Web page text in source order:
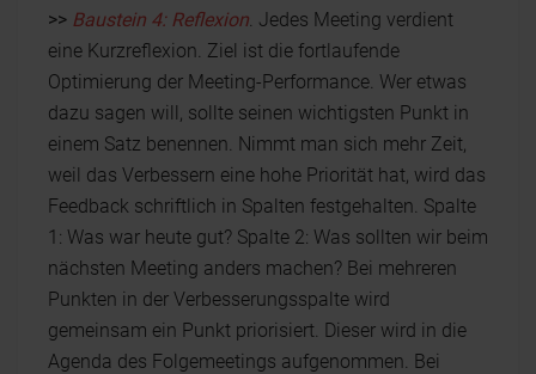
>> Baustein 4: Reflexion . Jedes Meeting verdient
eine Kurzreflexion. Ziel ist die fortlaufende
Optimierung der Meeting-Performance. Wer etwas
dazu sagen will, sollte seinen wichtigsten Punkt in
einem Satz benennen. Nimmt man sich mehr Zeit,
weil das Verbessern eine hohe Priorität hat, wird das
Feedback schriftlich in Spalten festgehalten. Spalte
1: Was war heute gut? Spalte 2: Was sollten wir beim
nächsten Meeting anders machen? Bei mehreren
Punkten in der Verbesserungsspalte wird
gemeinsam ein Punkt priorisiert. Dieser wird in die
Agenda des Folgemeetings aufgenommen. Bei